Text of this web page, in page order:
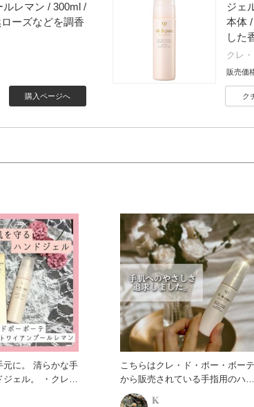
レマン / 300ml /
ーズなどを調香
購入ページへ
ジェ
本体
した
クレ
販売価
ク
元に。 清らかな手
。 ・クレド
ルネトワ
こちらはクレ・ド・ポー・ボーテ
から販売されている手指用のハン
𝐊